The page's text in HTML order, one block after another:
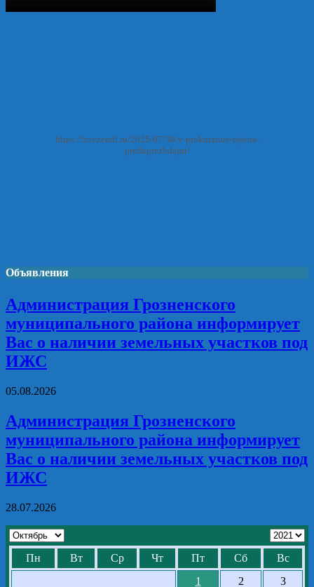
https://zovzemli.ru/2025/07/30/v-prokurature-rajona-
preduprezhdajut/
Объявления
Администрация Грозненского
муниципального района информирует
Вас о наличии земельных участков под
ИЖС
05.08.2026
Администрация Грозненского
муниципального района информирует
Вас о наличии земельных участков под
ИЖС
28.07.2026
Пн Вт Ср Чт Пт Сб
Вс
1
2
3